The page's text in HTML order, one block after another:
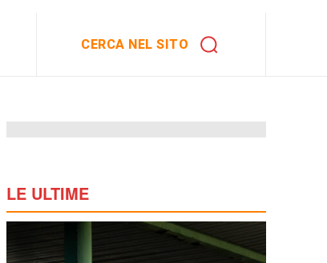
CERCA NEL SITO
LE ULTIME